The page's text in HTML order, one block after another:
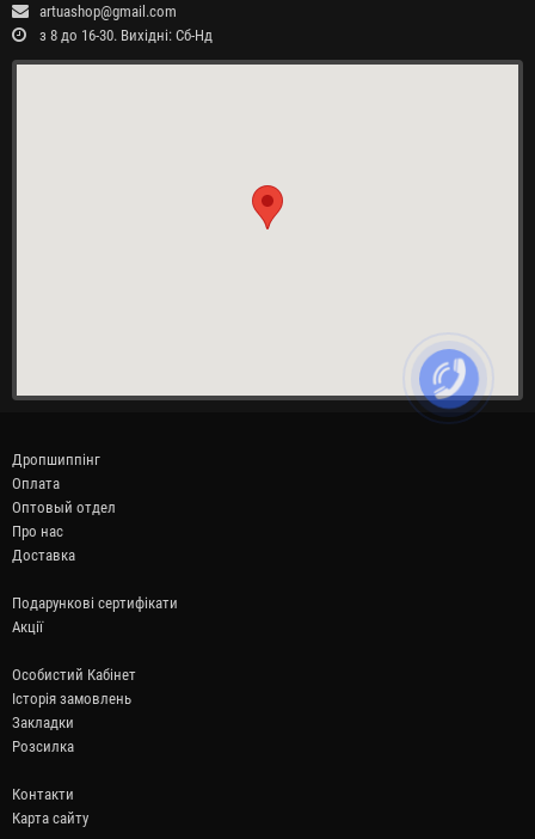
artuashop@gmail.com
з 8 до 16-30. Вихідні: Сб-Нд
Дропшиппінг
Оплата
Оптовый отдел
Про нас
Доставка
Подарункові сертифікати
Акції
Особистий Кабінет
Історія замовлень
Закладки
Розсилка
Контакти
Карта сайту